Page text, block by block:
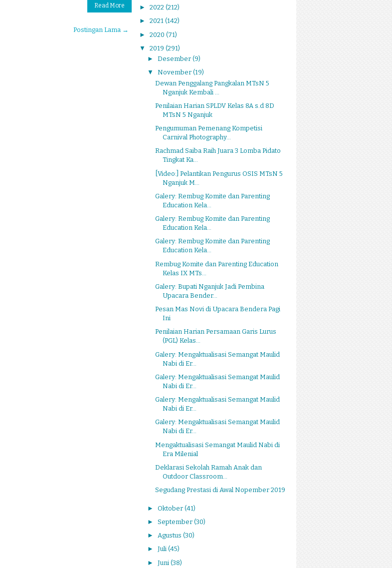
Read More
Postingan Lama →
► 2022 (212)
► 2021 (142)
► 2020 (71)
▼ 2019 (291)
► Desember (9)
▼ November (19)
Dewan Penggalang Pangkalan MTsN 5
Nganjuk Kembali ...
Penilaian Harian SPLDV Kelas 8A s.d 8D
MTsN 5 Nganjuk
Pengumuman Pemenang Kompetisi
Carnival Photography...
Rachmad Saiba Raih Juara 3 Lomba Pidato
Tingkat Ka...
[Video:] Pelantikan Pengurus OSIS MTsN 5
Nganjuk M...
Galery: Rembug Komite dan Parenting
Education Kela...
Galery: Rembug Komite dan Parenting
Education Kela...
Galery: Rembug Komite dan Parenting
Education Kela...
Rembug Komite dan Parenting Education
Kelas IX MTs...
Galery: Bupati Nganjuk Jadi Pembina
Upacara Bender...
Pesan Mas Novi di Upacara Bendera Pagi
Ini
Penilaian Harian Persamaan Garis Lurus
(PGL) Kelas...
Galery: Mengaktualisasi Semangat Maulid
Nabi di Er...
Galery: Mengaktualisasi Semangat Maulid
Nabi di Er...
Galery: Mengaktualisasi Semangat Maulid
Nabi di Er...
Galery: Mengaktualisasi Semangat Maulid
Nabi di Er...
Mengaktualisasi Semangat Maulid Nabi di
Era Milenial
Deklarasi Sekolah Ramah Anak dan
Outdoor Classroom...
Segudang Prestasi di Awal Nopember 2019
► Oktober (41)
► September (30)
► Agustus (30)
► Juli (45)
► Juni (38)